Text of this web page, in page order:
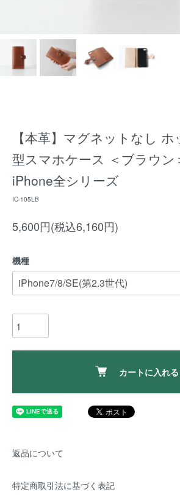
【本革】マグネットなし
型スマホケース ＜ブラウン
iPhone全シリーズ
IC-105LB
5,600円(税込6,160円)
機種
カートに入れる
返品について
特定商取引法に基づく表記